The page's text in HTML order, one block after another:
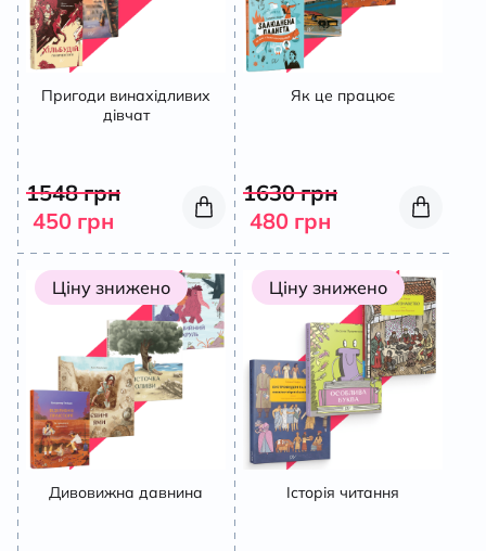
Пригоди винахідливих
дівчат
1548грн
450 грн
Як це працює
1630грн
480 грн
Ціну знижено
Дивовижна давнина
Ціну знижено
Історія читання